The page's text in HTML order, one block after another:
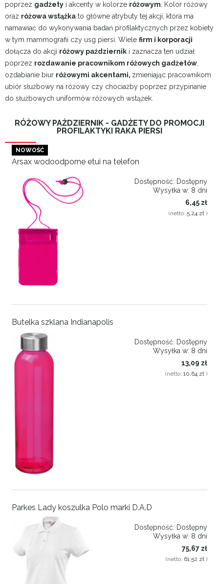
poprzez gadżety i akcenty w kolorze różowym . Kolor różowy
oraz różowa wstążka to główne atrybuty tej akcji, która ma
namawiać do wykonywania badań profilaktycznych przez kobiety
w tym mammografii czy usg piersi. Wiele firm i korporacji
dołącza do akcji różowy październik i zaznacza ten udział
poprzez rozdawanie pracownikom różowych gadżetów
ozdabianie biur różowymi akcentami, zmieniając pracownikom
ubiór służbowy na różowy czy chociażby poprzez przypinanie
do służbowych uniformów różowych wstążek.
RÓŻOWY PAŻDZIERNIK - GADŻETY DO PROMOCJI
PROFILAKTYKI RAKA PIERSI
Arsax wodoodporne etui na telefon
Dostępność: Dostępny
Wysyłka w: 8 dni
6,45 zł
(netto: 5,24 zł )
NOWOŚĆ
Butelka szklana Indianapolis
Dostępność: Dostępny
Wysyłka w: 8 dni
13,09 zł
(netto: 10,64 zł )
Parkes Lady koszulka Polo marki D.A.D
Dostępność: Dostępny
Wysyłka w: 8 dni
75,67 zł
(netto: 61,52 zł )